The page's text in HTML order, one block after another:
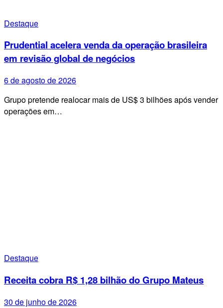
Destaque
Prudential acelera venda da operação brasileira
em revisão global de negócios
6 de agosto de 2026
Grupo pretende realocar mais de US$ 3 bilhões após vender
operações em…
Destaque
Receita cobra R$ 1,28 bilhão do Grupo Mateus
30 de junho de 2026